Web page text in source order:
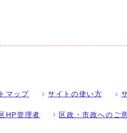
マップ サイトの使い方
HP管理者 区政・市政へのご